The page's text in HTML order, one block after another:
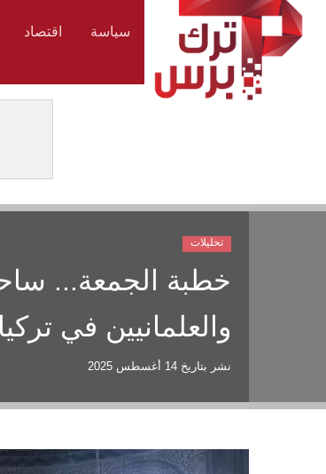
سياسة اقتصاد
خطبة الجمعة...
والعلمانيين في
نشر بتاريخ 14 أغسطس 2025
تحليلات